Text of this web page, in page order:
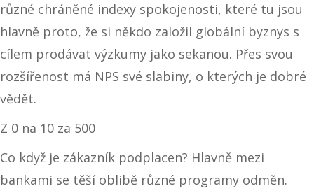
různé chráněné indexy spokojenosti, které tu jsou
hlavně proto, že si někdo založil globální byznys s
cílem prodávat výzkumy jako sekanou. Přes svou
rozšířenost má NPS své slabiny, o kterých je dobré
vědět.
Z 0 na 10 za 500
Co když je zákazník podplacen? Hlavně mezi
bankami se těší oblibě různé programy odměn.